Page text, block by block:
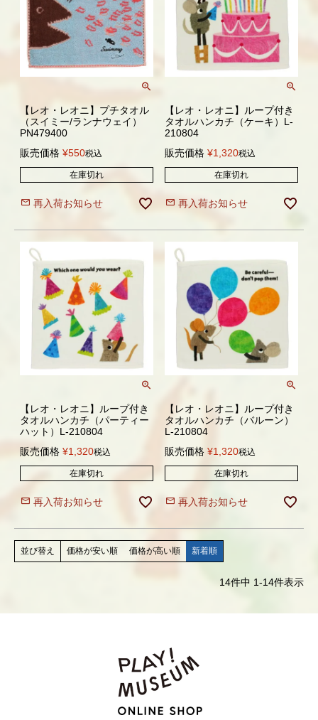
【レオ・レオニ】プチタオル
（スイミー/ランナウェイ）
PN479400
販売価格 ¥550税込
在庫切れ
再入荷お知らせ
【レオ・レオニ】ループ付き
タオルハンカチ（ケーキ）L-
210804
販売価格 ¥1,320税込
在庫切れ
再入荷お知らせ
【レオ・レオニ】ループ付き
タオルハンカチ（パーティー
ハット）L-210804
販売価格 ¥1,320税込
在庫切れ
再入荷お知らせ
【レオ・レオニ】ループ付き
タオルハンカチ（バルーン）
L-210804
販売価格 ¥1,320税込
在庫切れ
再入荷お知らせ
並び替え 価格が安い順 価格が高い順 新着順
14件中 1-14件表示